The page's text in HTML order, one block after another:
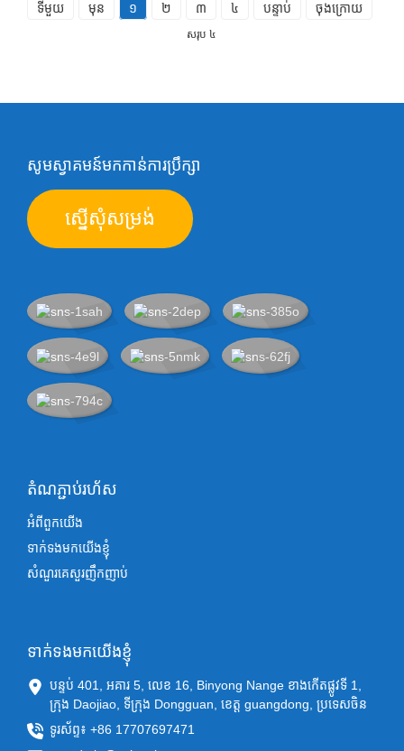
ទីមួយ មុន ១ ២ ៣ ៤ បន្ទាប់ ចុងក្រោយ
សរុប ៤
សូមស្វាគមន៍មកកាន់ការប្រឹក្សា
ស្នើសុំសម្រង់
តំណភ្ជាប់រហ័ស
អំពីពួកយើង
ទាក់ទងមកយើងខ្ញុំ
សំណួរគេសួរញឹកញាប់
ទាក់ទងមកយើងខ្ញុំ
បន្ទប់ 401, អគារ 5, លេខ 16, Binyong Nange ខាងកើតផ្លូវទី 1,
ក្រុង Daojiao, ទីក្រុង Dongguan, ខេត្ត guangdong, ប្រទេសចិន
ទូរស័ព្ទ៖ +86 17707697471